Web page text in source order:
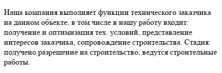
Наша компания выполняет функции технического заказчика
на данном объекте, в том числе в нашу работу входит:
получение и оптимизация тех. условий, представление
интересов заказчика, сопровождение строительства. Стадия:
получено разрешение на строительство, ведутся строительные
работы.